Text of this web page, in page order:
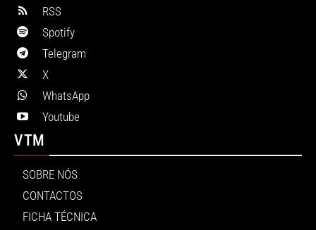
RSS
Spotify
Telegram
X
WhatsApp
Youtube
VTM
SOBRE NÓS
CONTACTOS
FICHA TÉCNICA